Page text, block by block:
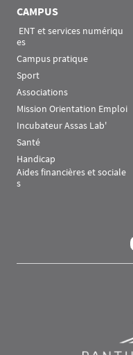
CAMPUS
es
Campus pratique
Sport
Associations
Mission Orientation Emploi
Incubateur Assas Lab'
Santé
Handicap
Aides financières et sociale
s